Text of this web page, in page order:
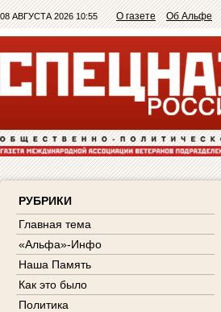
08 АВГУСТА 2026 10:55 О газете Об Альфе
РУБРИКИ
Главная тема
«Альфа»-Инфо
Наша Память
Как это было
Политика